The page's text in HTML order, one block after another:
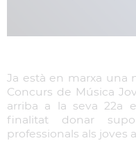
Ja està en marxa una
Concurs de Música
arriba a la seva 22a
finalitat donar
professionals als joves